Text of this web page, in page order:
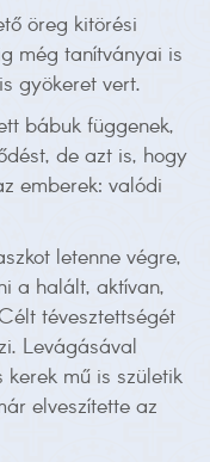
öreg kitörési
még tanítványai is
gyökeret vert.
bábuk függenek,
de azt is, hogy
emberek: valódi
letenne végre,
a halált, aktívan,
tévesztettségét
Levágásával
mű is születik
elveszítette az